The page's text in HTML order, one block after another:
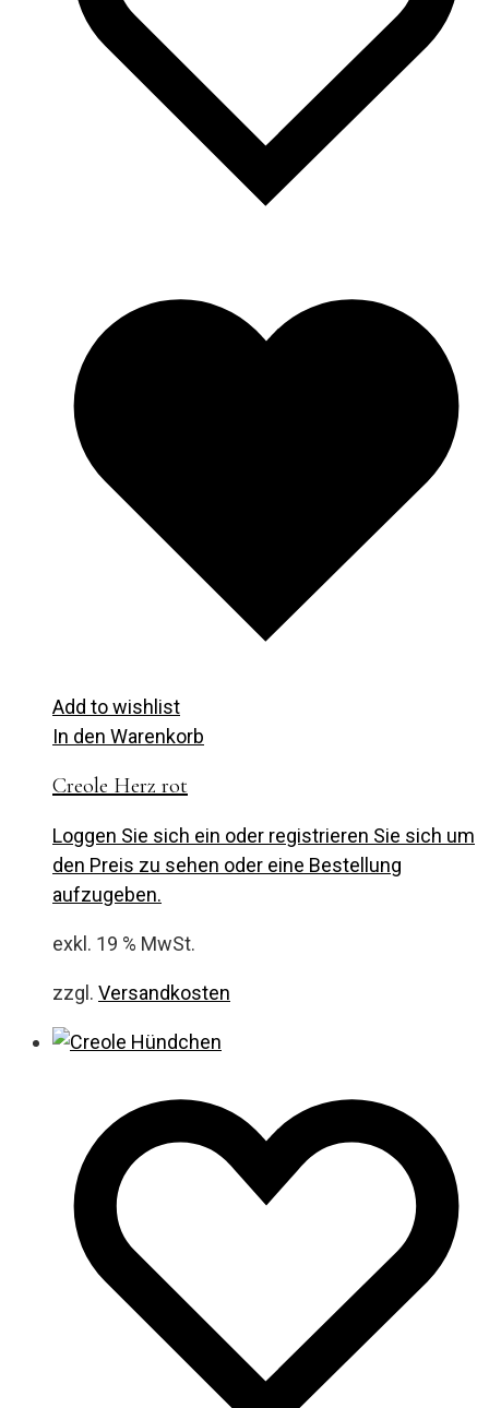
Add to wishlist
In den Warenkorb
Creole Herz rot
Loggen Sie sich ein oder registrieren Sie sich um
den Preis zu sehen oder eine Bestellung
aufzugeben.
exkl. 19 % MwSt.
zzgl. Versandkosten